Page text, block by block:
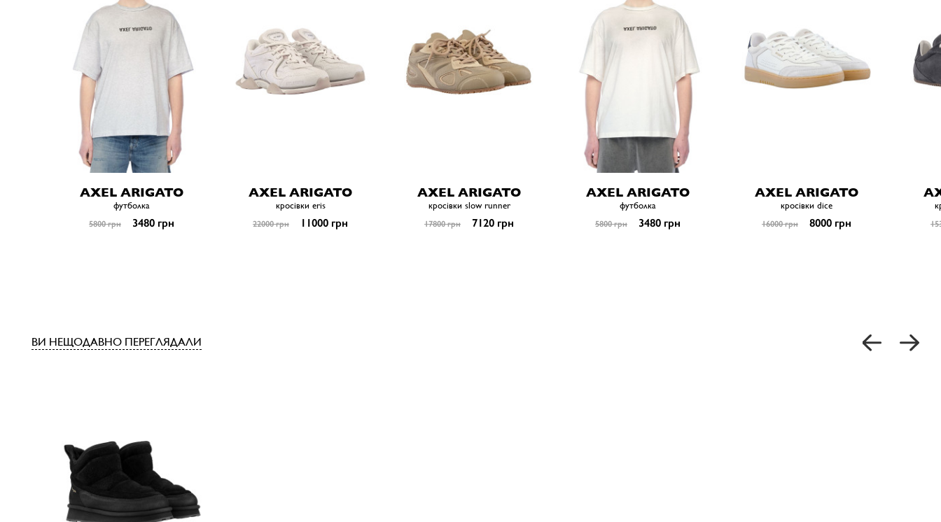
AXEL ARIGATO
футболка
5800 грн 3480 грн
AXEL ARIGATO
кросівки eris
22000 грн 11000 грн
AXEL ARIGATO
кросівки slow runner
17800 грн 7120 грн
AXEL ARIGATO
футболка
5800 грн 3480 грн
AXEL ARIGATO
кросівки dice
16000 грн 8000 грн
ВИ НЕЩОДАВНО ПЕРЕГЛЯДАЛИ